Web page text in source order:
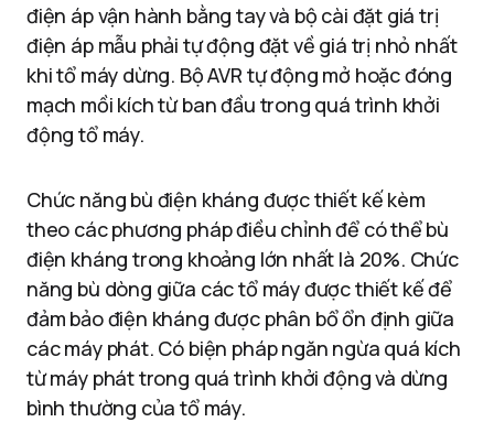
điện áp vận hành bằng tay và bộ cài đặt giá trị
điện áp mẫu phải tự động đặt về giá trị nhỏ nhất
khi tổ máy dừng. Bộ AVR tự động mở hoặc đóng
mạch mồi kích từ ban đầu trong quá trình khởi
động tổ máy.
Chức năng bù điện kháng được thiết kế kèm
theo các phương pháp điều chỉnh để có thể bù
điện kháng trong khoảng lớn nhất là 20%. Chức
năng bù dòng giữa các tổ máy được thiết kế để
đảm bảo điện kháng được phân bổ ổn định giữa
các máy phát. Có biện pháp ngăn ngừa quá kích
từ máy phát trong quá trình khởi động và dừng
bình thường của tổ máy.